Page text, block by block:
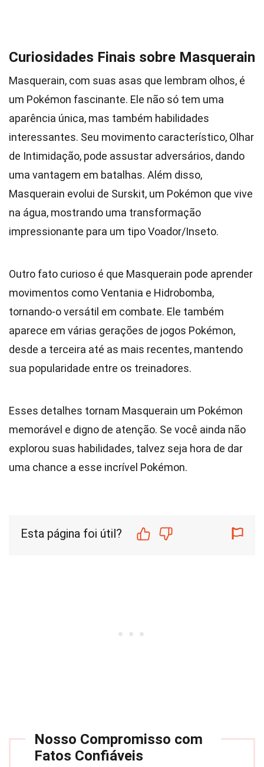
Curiosidades Finais sobre Masquerain
Masquerain, com suas asas que lembram olhos, é
um Pokémon fascinante. Ele não só tem uma
aparência única, mas também habilidades
interessantes. Seu movimento característico, Olhar
de Intimidação, pode assustar adversários, dando
uma vantagem em batalhas. Além disso,
Masquerain evolui de Surskit, um Pokémon que vive
na água, mostrando uma transformação
impressionante para um tipo Voador/Inseto.
Outro fato curioso é que Masquerain pode aprender
movimentos como Ventania e Hidrobomba,
tornando-o versátil em combate. Ele também
aparece em várias gerações de jogos Pokémon,
desde a terceira até as mais recentes, mantendo
sua popularidade entre os treinadores.
Esses detalhes tornam Masquerain um Pokémon
memorável e digno de atenção. Se você ainda não
explorou suas habilidades, talvez seja hora de dar
uma chance a esse incrível Pokémon.
Esta página foi útil?
Nosso Compromisso com
Fatos Confiáveis